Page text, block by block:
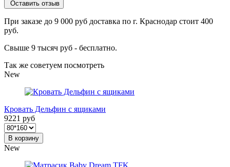
Оставить отзыв
При заказе до 9 000 руб доставка по г. Краснодар стоит 400
руб.
Свыше 9 тысяч руб - бесплатно.
Так же советуем посмотреть
New
Кровать Дельфин с ящиками
9221 руб
В корзину
New